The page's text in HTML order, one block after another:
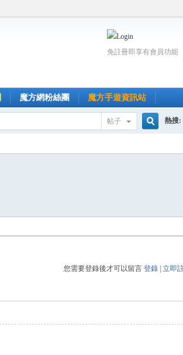
免註冊即享有會員功能
魔方網粉絲團 魔方手遊資訊站
帖子 熱搜:
您需要登錄後才可以留言登錄 |立即